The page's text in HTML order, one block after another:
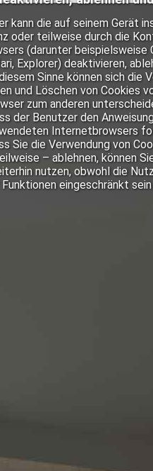
kann die auf seinem Gerät
oder teilweise durch die
(darunter beispielsweise
Explorer) deaktivieren,
Sinne können sich die
und Löschen von Cookies
zum anderen
der Benutzer den
Internetbrowsers
Sie die Verwendung von
– ablehnen, können
nutzen, obwohl die
eingeschränkt sein